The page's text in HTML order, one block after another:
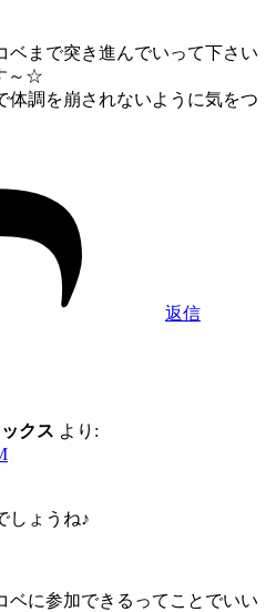
ベまで突き進んでいって下さい
～☆
体調を崩されないように気をつ
返信
クス より:
しょうね♪
ベに参加できるってことでいい